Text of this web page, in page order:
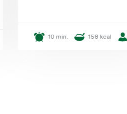
10 min. 158 kcal